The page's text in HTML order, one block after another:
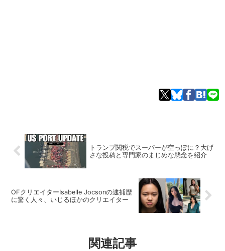
トランプ関税でスーパーが空っぽに？大げ
さな投稿と専門家のまじめな懸念を紹介
OFクリエイターIsabelle Jocsonの逮捕歴
に驚く人々、いじるほかのクリエイター
関連記事